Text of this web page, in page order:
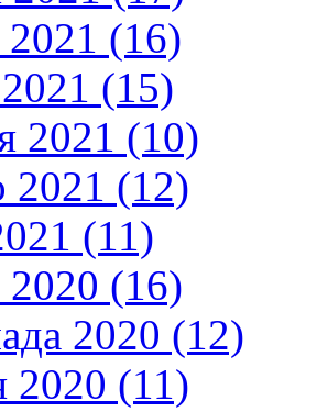
2021 (16)
2021 (15)
2021 (10)
2021 (12)
(11)
2020 (16)
2020 (12)
2020 (11)